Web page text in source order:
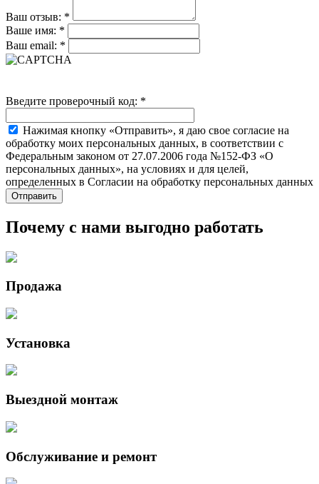
Ваш отзыв: *
Ваше имя: *
Ваш email: *
Введите проверочный код: *
Нажимая кнопку «Отправить», я даю свое согласие на
обработку моих персональных данных, в соответствии с
Федеральным законом от 27.07.2006 года №152-ФЗ «О
персональных данных», на условиях и для целей,
определенных в Согласии на обработку персональных данных
Почему с нами выгодно работать
Продажа
Установка
Выездной монтаж
Обслуживание и ремонт